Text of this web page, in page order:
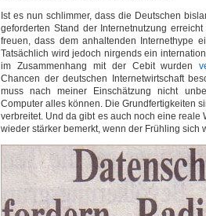
Ist es nun schlimmer, dass die Deutschen
geforderten Stand der Internetnutzung
freuen, dass dem anhaltenden Internethype
Tatsächlich wird jedoch nirgends ein
im Zusammenhang mit der Cebit wurden
Chancen der deutschen Internetwirtschaft
muss nach meiner Einschätzung nicht
Computer alles können. Die Grundfertigkeiten
verbreitet. Und da gibt es auch noch eine reale
wieder stärker bemerkt, wenn der Frühling sich